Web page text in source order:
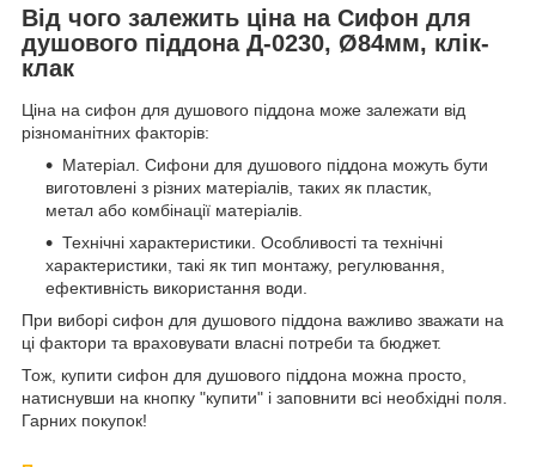
Від чого залежить ціна на Сифон для
душового піддона Д-0230, Ø84мм, клік-
клак
Ціна на сифон для душового піддона може залежати від
різноманітних факторів:
Матеріал. Сифони для душового піддона можуть бути
виготовлені з різних матеріалів, таких як пластик,
метал або комбінації матеріалів.
Технічні характеристики. Особливості та технічні
характеристики, такі як тип монтажу, регулювання,
ефективність використання води.
При виборі сифон для душового піддона важливо зважати на
ці фактори та враховувати власні потреби та бюджет.
Тож, купити сифон для душового піддона можна просто,
натиснувши на кнопку "купити" і заповнити всі необхідні поля.
Гарних покупок!